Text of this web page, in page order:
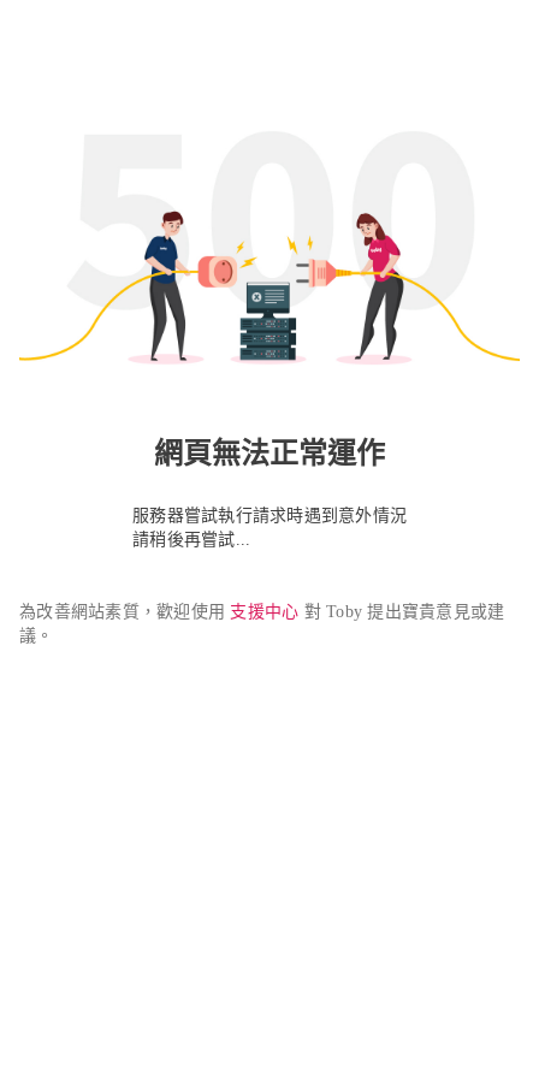
網頁無法正常運作
服務器嘗試執行請求時遇到意外情況
請稍後再嘗試...
為改善網站素質，歡迎使用 支援中心 對 Toby 提出寶貴意見或建
議。